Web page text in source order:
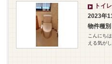
トイ
2023年
物件種
こんにち
える気が